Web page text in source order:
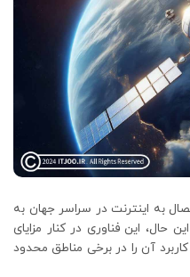
به اینترنت در سراسر جهان به
این فناوری در کنار مزایای
آن را در برخی مناطق محدود